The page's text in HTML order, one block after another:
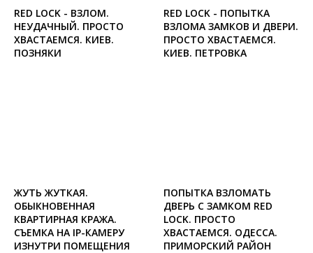
RED LOCK - ВЗЛОМ.
НЕУДАЧНЫЙ. ПРОСТО
ХВАСТАЕМСЯ. КИЕВ.
ПОЗНЯКИ
RED LOCK - ПОПЫТКА
ВЗЛОМА ЗАМКОВ И ДВЕРИ.
ПРОСТО ХВАСТАЕМСЯ.
КИЕВ. ПЕТРОВКА
ЖУТЬ ЖУТКАЯ.
ОБЫКНОВЕННАЯ
КВАРТИРНАЯ КРАЖА.
СЪЕМКА НА IP-КАМЕРУ
ИЗНУТРИ ПОМЕЩЕНИЯ
ПОПЫТКА ВЗЛОМАТЬ
ДВЕРЬ С ЗАМКОМ RED
LOCK. ПРОСТО
ХВАСТАЕМСЯ. ОДЕССА.
ПРИМОРСКИЙ РАЙОН